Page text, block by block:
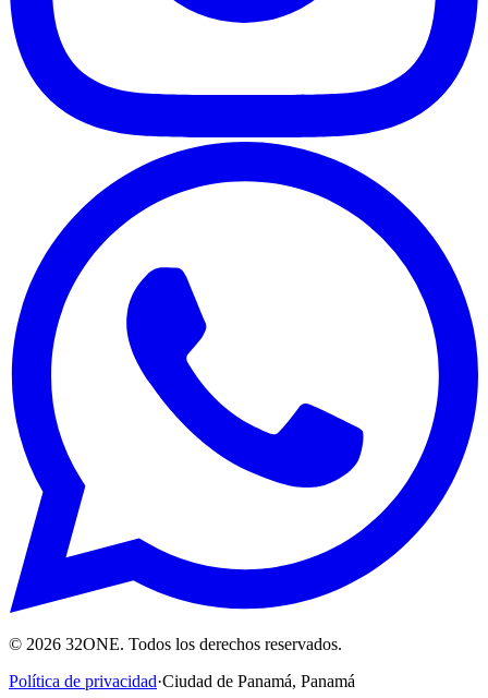
© 2026 32ONE. Todos los derechos reservados.
Política de privacidad·Ciudad de Panamá, Panamá